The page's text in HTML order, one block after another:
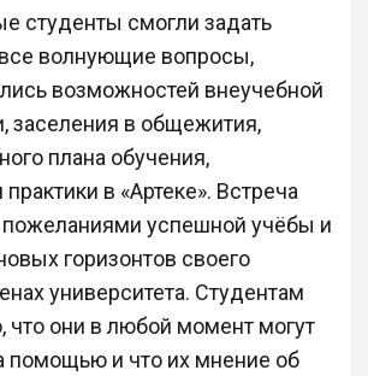
студенты смогли задать
волнующие вопросы,
возможностей внеучебной
заселения в общежития,
плана обучения,
в «Артеке». Встреча
успешной учёбы и
горизонтов своего
университета. Студентам
что они в любой момент могут
помощью и что их мнение об